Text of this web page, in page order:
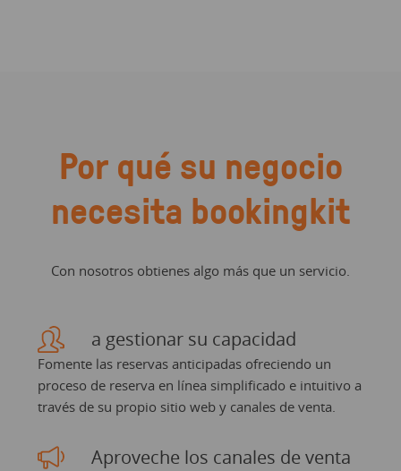
Por qué su negocio
necesita bookingkit
Con nosotros obtienes algo más que un servicio.
a gestionar su capacidad
Fomente las reservas anticipadas ofreciendo un
proceso de reserva en línea simplificado e intuitivo a
través de su propio sitio web y canales de venta.
Aproveche los canales de venta